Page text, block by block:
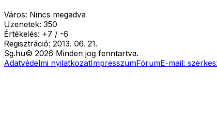
Város: Nincs megadva
Üzenetek: 350
Értékelés: +7 / -6
Regisztráció: 2013. 06. 21.
Sg.hu© 2026 Minden jog fenntartva.
Adatvédelmi nyilatkozatImpresszumFórumE-mail: